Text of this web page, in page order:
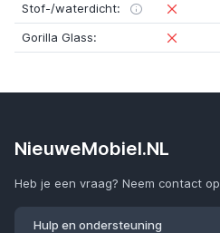
Stof-/waterdicht:
Gorilla Glass:
NieuweMobiel.NL
Heb je een vraag? Neem contact op
Hulp en ondersteuning